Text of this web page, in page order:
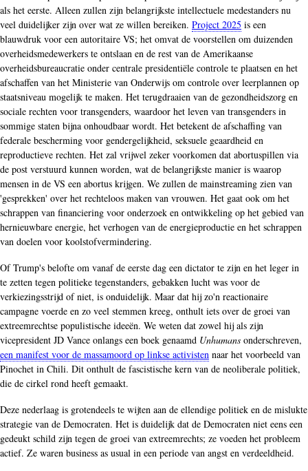
als het eerste. Alleen zullen zijn belangrijkste intellectuele medestanders nu
veel duidelijker zijn over wat ze willen bereiken. Project 2025 is een
blauwdruk voor een autoritaire VS; het omvat de voorstellen om duizenden
overheidsmedewerkers te ontslaan en de rest van de Amerikaanse
overheidsbureaucratie onder centrale presidentiële controle te plaatsen en het
afschaffen van het Ministerie van Onderwijs om controle over leerplannen op
staatsniveau mogelijk te maken. Het terugdraaien van de gezondheidszorg en
sociale rechten voor transgenders, waardoor het leven van transgenders in
sommige staten bijna onhoudbaar wordt. Het betekent de afschaffing van
federale bescherming voor gendergelijkheid, seksuele geaardheid en
reproductieve rechten. Het zal vrijwel zeker voorkomen dat abortuspillen via
de post verstuurd kunnen worden, wat de belangrijkste manier is waarop
mensen in de VS een abortus krijgen. We zullen de mainstreaming zien van
'gesprekken' over het rechteloos maken van vrouwen. Het gaat ook om het
schrappen van financiering voor onderzoek en ontwikkeling op het gebied van
hernieuwbare energie, het verhogen van de energieproductie en het schrappen
van doelen voor koolstofvermindering.
Of Trump's belofte om vanaf de eerste dag een dictator te zijn en het leger in
te zetten tegen politieke tegenstanders, gebakken lucht was voor de
verkiezingsstrijd of niet, is onduidelijk. Maar dat hij zo'n reactionaire
campagne voerde en zo veel stemmen kreeg, onthult iets over de groei van
extreemrechtse populistische ideeën. We weten dat zowel hij als zijn
vicepresident JD Vance onlangs een boek genaamd Unhumans onderschreven,
een manifest voor de massamoord op linkse activisten naar het voorbeeld van
Pinochet in Chili. Dit onthult de fascistische kern van de neoliberale politiek,
die de cirkel rond heeft gemaakt.
Deze nederlaag is grotendeels te wijten aan de ellendige politiek en de mislukte
strategie van de Democraten. Het is duidelijk dat de Democraten niet eens een
gedeukt schild zijn tegen de groei van extreemrechts; ze voeden het probleem
actief. Ze waren business as usual in een periode van angst en verdeeldheid.